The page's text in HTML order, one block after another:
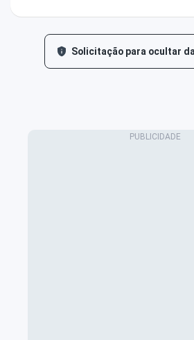
Solicitação para ocultar